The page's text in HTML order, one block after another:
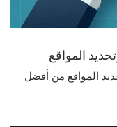
المواقع
المواقع من أفضل